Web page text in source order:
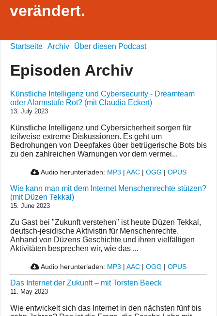
verändert.
Startseite Archiv Über diesen Podcast
Episoden Archiv
Künstliche Intelligenz und Cybersecurity - Dreamteam
oder Alarmstufe Rot? (mit Claudia Eckert)
13. July 2023
Künstliche Intelligenz und Cybersicherheit sorgen für
teilweise extreme Diskussionen. Es geht um
Bedrohungen von Deepfakes über betrügerische Bots bis
zu den zahlreichen Warnungen vor dem vermei...
Audio herunterladen: MP3 | AAC | OGG | OPUS
Wie kann man mit dem Internet Menschenrechte stützen?
(mit Düzen Tekkal)
15. June 2023
Zu Gast bei "Zukunft verstehen" ist heute Düzen Tekkal,
deutsch-jesidische Aktivistin für Menschenrechte.
Anhand von Düzens Geschichte und ihren vielfältigen
Aktivitäten besprechen wir, wie das ...
Audio herunterladen: MP3 | AAC | OGG | OPUS
Das Internet der Zukunft – mit Torsten Beeck
11. May 2023
Wie entwickelt sich das Internet in den nächsten fünf bis